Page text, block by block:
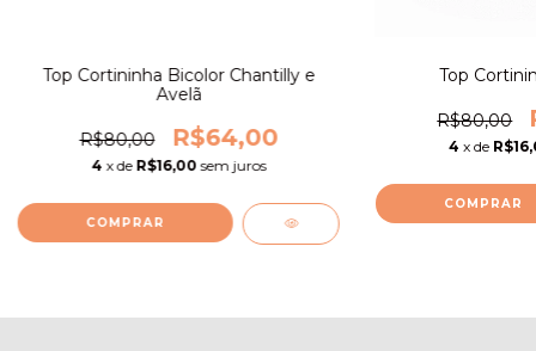
Top Cortininha Bicolor Chantilly e
Avelã
R$80,00 R$64,00
4 x de R$16,00 sem juros
COMPRAR
Top
R$80,00
4 x de
COMPRAR